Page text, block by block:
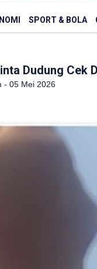
SPORT & BOLA
Dudung Cek
- 05 Mei 2026